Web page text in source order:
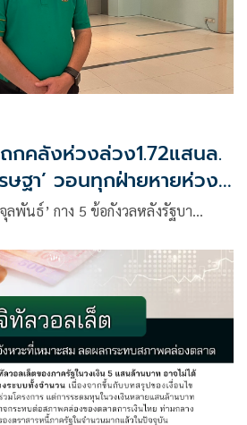
คลังห่วงล่วง1.72แสนล.
ษฐา’ วอนทุกฝ่ายหายห่วง
าตีความ
ลพันธ์’ กาง 5 ข้อกังวลหลังรัฐบา…